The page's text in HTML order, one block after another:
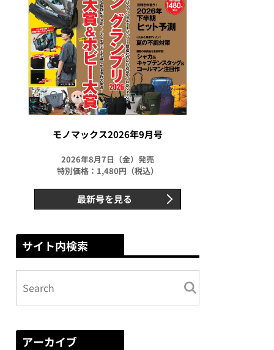
モノマックス2026年9月号
2026年8月7日（金）発売
特別価格：1,480円（税込）
最新号を見る
サイト内検索
アーカイブ